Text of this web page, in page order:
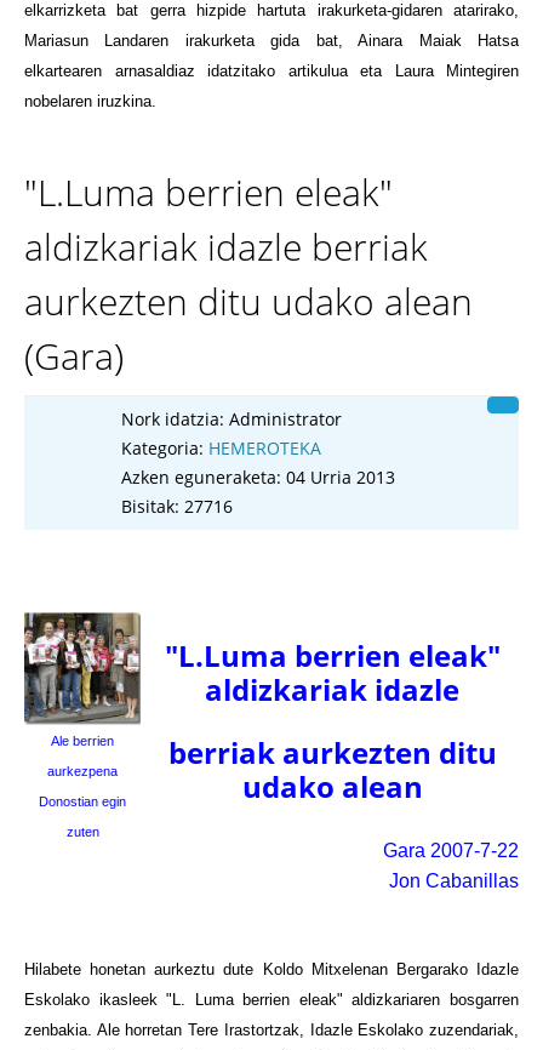
elkarrizketa bat gerra hizpide hartuta irakurketa-gidaren atarirako,
Mariasun Landaren irakurketa gida bat, Ainara Maiak Hatsa
elkartearen arnasaldiaz idatzitako artikulua eta Laura Mintegiren
nobelaren iruzkina.
"L.Luma berrien eleak"
aldizkariak idazle berriak
aurkezten ditu udako alean
(Gara)
Nork idatzia: Administrator
Kategoria: HEMEROTEKA
Azken eguneraketa: 04 Urria 2013
Bisitak: 27716
Ale berrien
aurkezpena
Donostian egin
zuten
"L.Luma berrien eleak"
aldizkariak idazle
berriak aurkezten ditu
udako alean
Gara 2007-7-22
Jon Cabanillas
Hilabete honetan aurkeztu dute Koldo Mitxelenan Bergarako Idazle
Eskolako ikasleek "L. Luma berrien eleak" aldizkariaren bosgarren
zenbakia. Ale horretan Tere Irastortzak, Idazle Eskolako zuzendariak,